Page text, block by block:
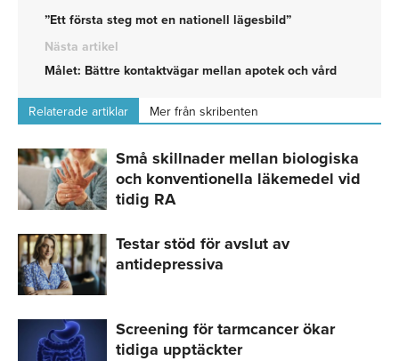
”Ett första steg mot en nationell lägesbild”
Nästa artikel
Målet: Bättre kontaktvägar mellan apotek och vård
Relaterade artiklar Mer från skribenten
Små skillnader mellan biologiska
och konventionella läkemedel vid
tidig RA
Testar stöd för avslut av
antidepressiva
Screening för tarmcancer ökar
tidiga upptäckter